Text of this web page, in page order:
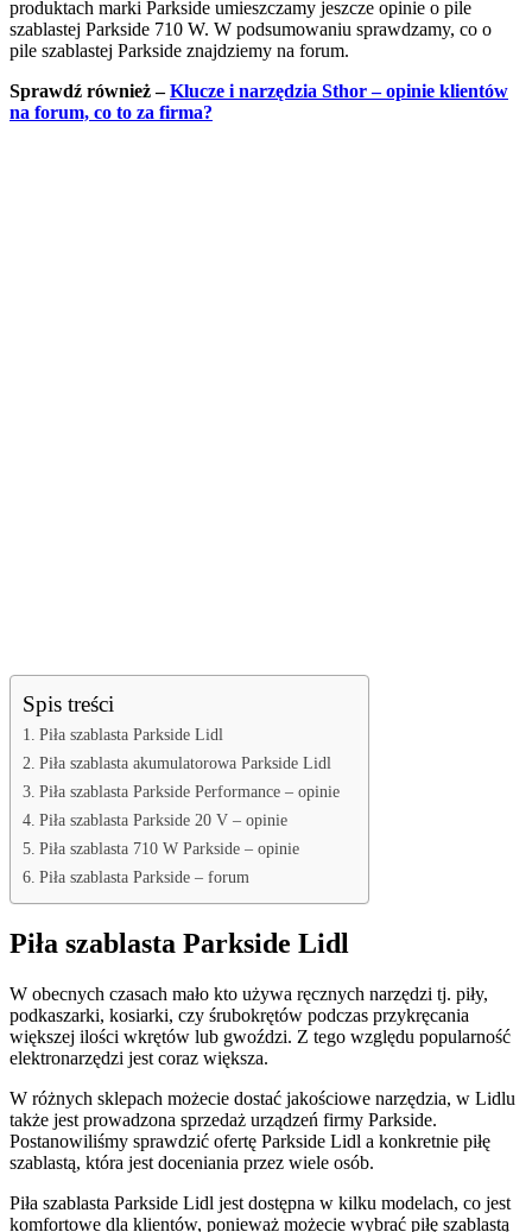
produktach marki Parkside umieszczamy jeszcze opinie o pile
szablastej Parkside 710 W. W podsumowaniu sprawdzamy, co o
pile szablastej Parkside znajdziemy na forum.
Sprawdź również –Klucze i narzędzia Sthor – opinie klientów
na forum, co to za firma?
Spis treści
Piła szablasta Parkside Lidl
Piła szablasta akumulatorowa Parkside Lidl
Piła szablasta Parkside Performance – opinie
Piła szablasta Parkside 20 V – opinie
Piła szablasta 710 W Parkside – opinie
Piła szablasta Parkside – forum
Piła szablasta Parkside Lidl
W obecnych czasach mało kto używa ręcznych narzędzi tj. piły,
podkaszarki, kosiarki, czy śrubokrętów podczas przykręcania
większej ilości wkrętów lub gwoździ. Z tego względu popularność
elektronarzędzi jest coraz większa.
W różnych sklepach możecie dostać jakościowe narzędzia, w Lidlu
także jest prowadzona sprzedaż urządzeń firmy Parkside.
Postanowiliśmy sprawdzić ofertę Parkside Lidl a konkretnie piłę
szablastą, która jest doceniania przez wiele osób.
Piła szablasta Parkside Lidl jest dostępna w kilku modelach, co jest
komfortowe dla klientów, ponieważ możecie wybrać piłę szablastą